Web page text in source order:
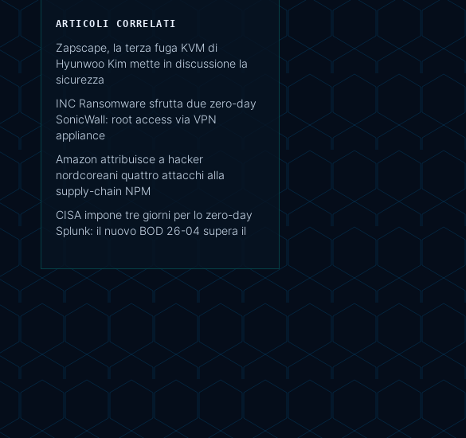
ARTICOLI CORRELATI
Zapscape, la terza fuga KVM di
Hyunwoo Kim mette in discussione la
sicurezza
INC Ransomware sfrutta due zero-day
SonicWall: root access via VPN
appliance
Amazon attribuisce a hacker
nordcoreani quattro attacchi alla
supply-chain NPM
CISA impone tre giorni per lo zero-day
Splunk: il nuovo BOD 26-04 supera il